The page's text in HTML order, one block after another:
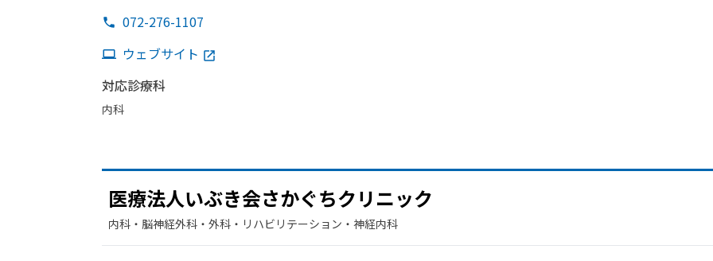
072-276-1107
ウェブサイト
対応診療科
内科
医療法人いぶき会さかぐちクリニック
内科・​脳神経外科・​外科・​リハビリテーション・​神経内科